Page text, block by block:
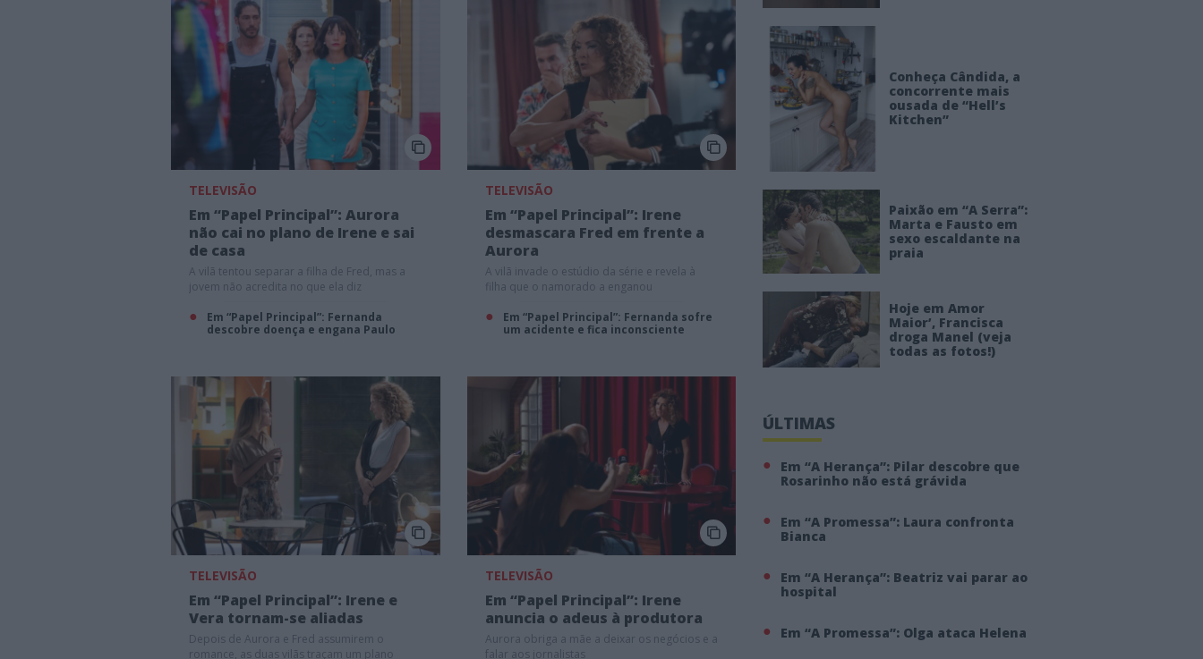
TELEVISÃO
Em “Papel Principal”: Aurora
não cai no plano de Irene e sai
de casa
A vilã tentou separar a filha de Fred, mas a
jovem não acredita no que ela diz
Em “Papel Principal”: Fernanda
descobre doença e engana Paulo
TELEVISÃO
Em “Papel Principal”: Irene
desmascara Fred em frente a
Aurora
A vilã invade o estúdio da série e revela à
filha que o namorado a enganou
Em “Papel Principal”: Fernanda sofre
um acidente e fica inconsciente
TELEVISÃO
Em “Papel Principal”: Irene e
Vera tornam-se aliadas
Depois de Aurora e Fred assumirem o
romance, as duas vilãs traçam um plano
TELEVISÃO
Em “Papel Principal”: Irene
anuncia o adeus à produtora
Aurora obriga a mãe a deixar os negócios e a
falar aos jornalistas
Conheça Cândida, a
concorrente mais
ousada de “Hell’s
Kitchen”
Paixão em “A Serra”:
Marta e Fausto em
sexo escaldante na
praia
Hoje em Amor
Maior’, Francisca
droga Manel (veja
todas as fotos!)
ÚLTIMAS
Em “A Herança”: Pilar descobre que
Rosarinho não está grávida
Em “A Promessa”: Laura confronta
Bianca
Em “A Herança”: Beatriz vai parar ao
hospital
Em “A Promessa”: Olga ataca Helena